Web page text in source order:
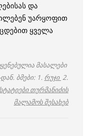
და
უარყოფით
ყველა
მასალები
ბმები: 1. რუჯი 2.
სტატიები თურმანიძის
მალამოს შესახებ